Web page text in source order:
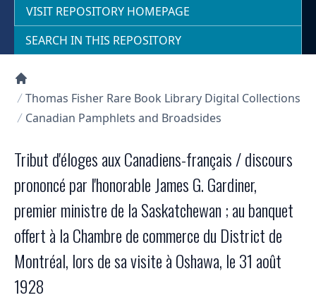
VISIT REPOSITORY HOMEPAGE
SEARCH IN THIS REPOSITORY
Collections U of T Homepage
Thomas Fisher Rare Book Library Digital Collections
Canadian Pamphlets and Broadsides
Tribut d'éloges aux Canadiens-français / discours
prononcé par l'honorable James G. Gardiner,
premier ministre de la Saskatchewan ; au banquet
offert à la Chambre de commerce du District de
Montréal, lors de sa visite à Oshawa, le 31 août
1928